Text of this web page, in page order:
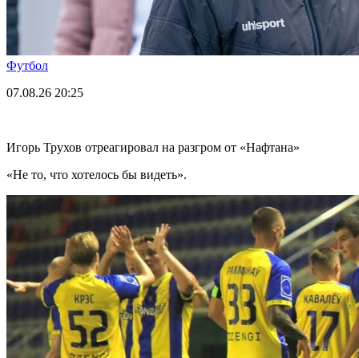
Футбол
07.08.26 20:25
Игорь Трухов отреагировал на разгром от «Нафтана»
«Не то, что хотелось бы видеть».